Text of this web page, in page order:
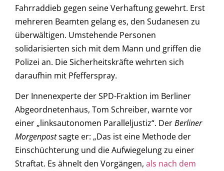
Fahrraddieb gegen seine Verhaftung gewehrt. Erst
mehreren Beamten gelang es, den Sudanesen zu
überwältigen. Umstehende Personen
solidarisierten sich mit dem Mann und griffen die
Polizei an. Die Sicherheitskräfte wehrten sich
daraufhin mit Pfefferspray.
Der Innenexperte der SPD-Fraktion im Berliner
Abgeordnetenhaus, Tom Schreiber, warnte vor
einer „linksautonomen Paralleljustiz“. DerBerliner
Morgenpostsagte er: „Das ist eine Methode der
Einschüchterung und die Aufwiegelung zu einer
Straftat. Es ähnelt den Vorgängen, als nach dem